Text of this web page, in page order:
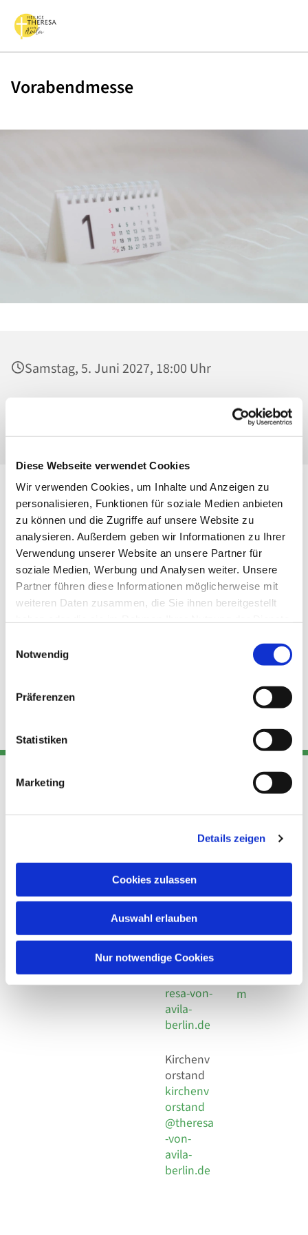
Diese Webseite verwendet Cookies
Wir verwenden Cookies, um Inhalte und Anzeigen zu
personalisieren, Funktionen für soziale Medien anbieten
zu können und die Zugriffe auf unsere Website zu
analysieren. Außerdem geben wir Informationen zu Ihrer
Verwendung unserer Website an unsere Partner für
soziale Medien, Werbung und Analysen weiter. Unsere
Partner führen diese Informationen möglicherweise mit
weiteren Daten zusammen, die Sie ihnen bereitgestellt
Notwendig
Präferenzen
Statistiken
Marketing
Details zeigen
Cookies zulassen
Auswahl erlauben
Nur notwendige Cookies
Vorabendmesse
Samstag, 5. Juni 2027, 18:00 Uhr
St. Josef - Berlin-Weißensee, Pfarrkirche,
Adresse
Kirchengemeinde Pfarrei
Hl. Theresa von Avila Berlin
Leitender Pfarrer - Norbert
Behaimstr. 39
Kont
Telefon
+49 30
924 64 28
Fax +49
30 924 54
18
E-Mail
info@the
resa-von-
avila-
berlin.de
Kirchenv
orstand
kirchenv
orstand
@theresa
-von-
avila-
berlin.de
Links
Datensch
utz
Social
Impressu
m